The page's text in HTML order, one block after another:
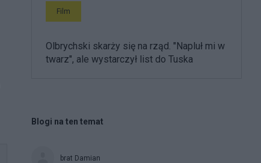
Film
Olbrychski skarży się na rząd. "Napluł mi w
twarz", ale wystarczył list do Tuska
Blogi na ten temat
brat Damian